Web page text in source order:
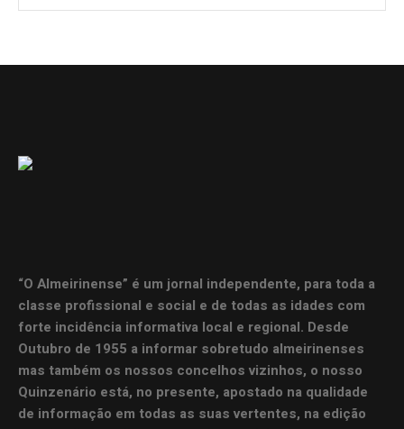
“O Almeirinense” é um jornal independente, para toda a
classe profissional e social e de todas as idades com
forte incidência informativa local e regional. Desde
Outubro de 1955 a informar sobretudo almeirinenses
mas também os nossos concelhos vizinhos, o nosso
Quinzenário está, no presente, apostado na qualidade
de informação em todas as suas vertentes, na edição